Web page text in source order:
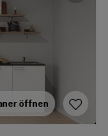
öffnen